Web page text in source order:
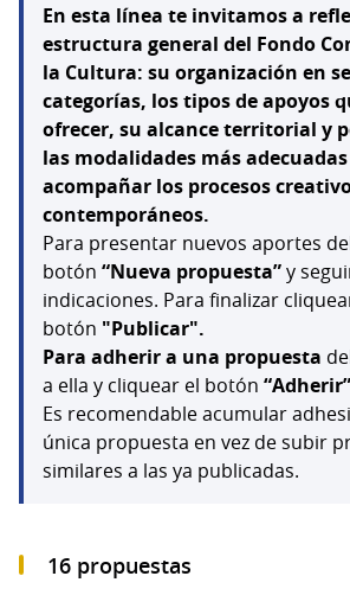
En esta línea te invitamos a
estructura general del Fondo
la Cultura: su organización en
categorías, los tipos de apoyos
ofrecer, su alcance territorial y
las modalidades más
acompañar los procesos
contemporáneos.
Para presentar nuevos aportes
botón “Nueva propuesta”y
indicaciones. Para finalizar
botón "Publicar".
Para adherir a una propuesta
a ella y cliquear el botón “Adherir”
Es recomendable acumular
única propuesta en vez de subir
similares a las ya publicadas.
16 propuestas